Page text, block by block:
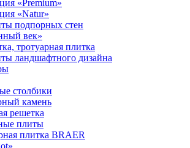
«Premium»
«Natur»
подпорных стен
век»
тротуарная плитка
ландшафтного дизайна
столбики
камень
решетка
плиты
плитка BRAER